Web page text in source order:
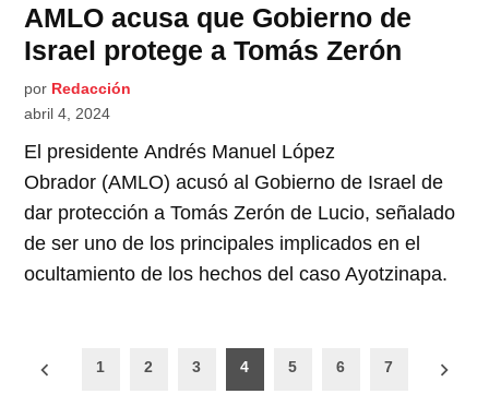
AMLO acusa que Gobierno de
Israel protege a Tomás Zerón
por Redacción
abril 4, 2024
El presidente Andrés Manuel López
Obrador (AMLO) acusó al Gobierno de Israel de
dar protección a Tomás Zerón de Lucio, señalado
de ser uno de los principales implicados en el
ocultamiento de los hechos del caso Ayotzinapa.
Paginación
1 2 3 4 5 6 7